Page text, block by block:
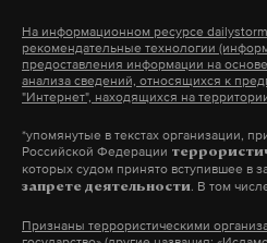
Рогожин.
Нагиев также ранее
года актер в интервью
Today признавался, что
минут.
На следующий год
сольным концертом. В
был солистом
1979-го по 1983 год —
1980 года певец начал
концертами.
На информационном ресурсе
рекомендательные технологии
предоставления информации на
анализа сведений, относящихся к
"Интернет", находящихся на
*упомянутые в текстах организации,
Российской Федерации
которых судом принято вступившее в
запрете деятельности. В том
Признаны террористическими